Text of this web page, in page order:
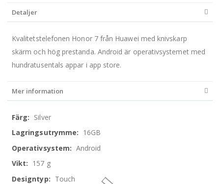
Detaljer
Kvalitetstelefonen Honor 7 från Huawei med knivskarp
skärm och hög prestanda. Android är operativsystemet med
hundratusentals appar i app store.
Mer information
Mer
information
Silver
16GB
Android
157 g
Touch